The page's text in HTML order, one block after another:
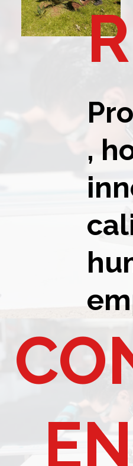
,